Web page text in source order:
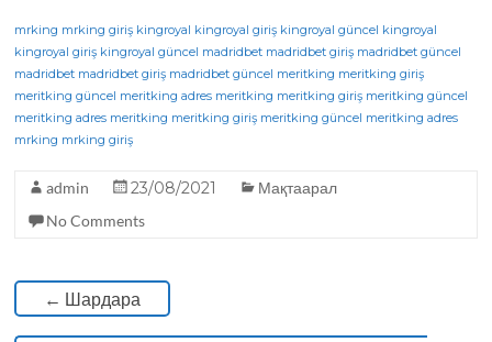
c
e
b
o
o
k
it
te
r
e
g
ra
a
ts
A
p
mrking mrking giriş kingroyal kingroyal giriş kingroyal güncel kingroyal
kingroyal giriş kingroyal güncel madridbet madridbet giriş madridbet güncel
madridbet madridbet giriş madridbet güncel meritking meritking giriş
meritking güncel meritking adres meritking meritking giriş meritking güncel
meritking adres meritking meritking giriş meritking güncel meritking adres
mrking mrking giriş
admin 23/08/2021
Мақтаарал
No Comments
← Шардара